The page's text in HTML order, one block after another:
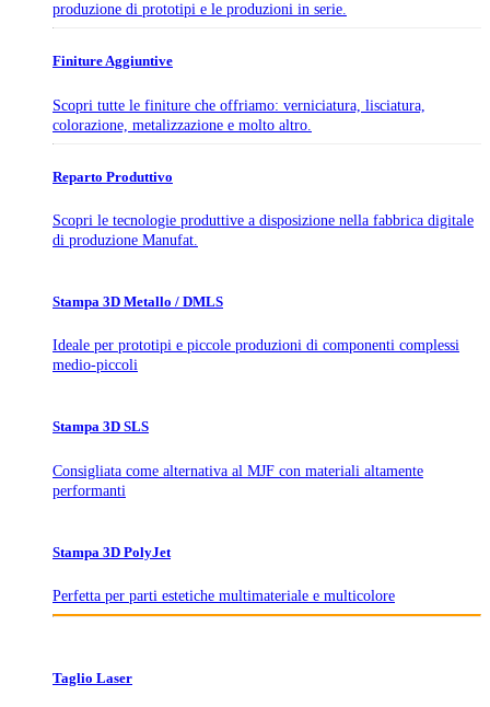
produzione di prototipi e le produzioni in serie.
Finiture Aggiuntive
Scopri tutte le finiture che offriamo: verniciatura, lisciatura,
colorazione, metalizzazione e molto altro.
Reparto Produttivo
Scopri le tecnologie produttive a disposizione nella fabbrica digitale
di produzione Manufat.
Stampa 3D Metallo / DMLS
Ideale per prototipi e piccole produzioni di componenti complessi
medio-piccoli
Stampa 3D SLS
Consigliata come alternativa al MJF con materiali altamente
performanti
Stampa 3D PolyJet
Perfetta per parti estetiche multimateriale e multicolore
Taglio Laser